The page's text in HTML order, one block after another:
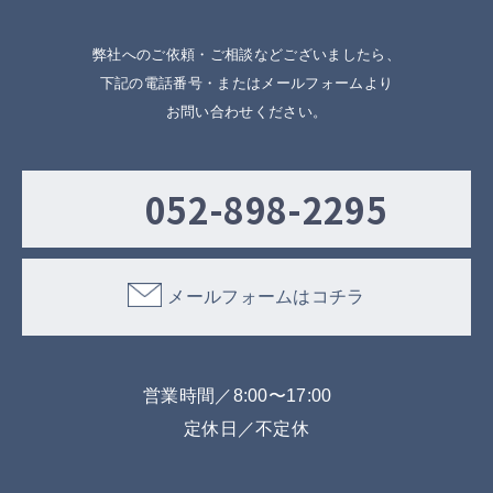
弊社へのご依頼・ご相談などございましたら、
下記の電話番号・またはメールフォームより
お問い合わせください。
052-898-2295
メールフォームはコチラ
営業時間／8:00〜17:00
定休日／不定休